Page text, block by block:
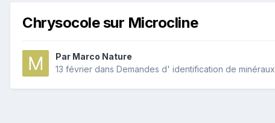
Chrysocole sur Microcline
Par Marco Nature
13 février dans Demandes d' identification de minéraux